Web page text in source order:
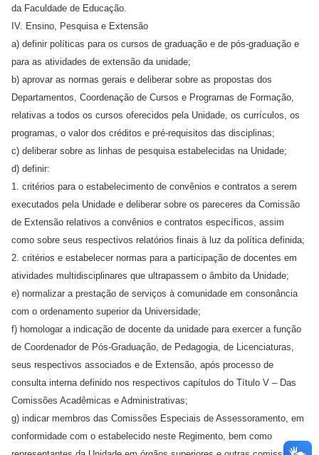
da Faculdade de Educação.
IV. Ensino, Pesquisa e Extensão
a) definir políticas para os cursos de graduação e de pós-graduação e
para as atividades de extensão da unidade;
b) aprovar as normas gerais e deliberar sobre as propostas dos
Departamentos, Coordenação de Cursos e Programas de Formação,
relativas a todos os cursos oferecidos pela Unidade, os currículos, os
programas, o valor dos créditos e pré-requisitos das disciplinas;
c) deliberar sobre as linhas de pesquisa estabelecidas na Unidade;
d) definir:
1. critérios para o estabelecimento de convênios e contratos a serem
executados pela Unidade e deliberar sobre os pareceres da Comissão
de Extensão relativos a convênios e contratos específicos, assim
como sobre seus respectivos relatórios finais à luz da política definida;
2. critérios e estabelecer normas para a participação de docentes em
atividades multidisciplinares que ultrapassem o âmbito da Unidade;
e) normalizar a prestação de serviços à comunidade em consonância
com o ordenamento superior da Universidade;
f) homologar a indicação de docente da unidade para exercer a função
de Coordenador de Pós-Graduação, de Pedagogia, de Licenciaturas,
seus respectivos associados e de Extensão, após processo de
consulta interna definido nos respectivos capítulos do Título V – Das
Comissões Acadêmicas e Administrativas;
g) indicar membros das Comissões Especiais de Assessoramento, em
conformidade com o estabelecido neste Regimento, bem como